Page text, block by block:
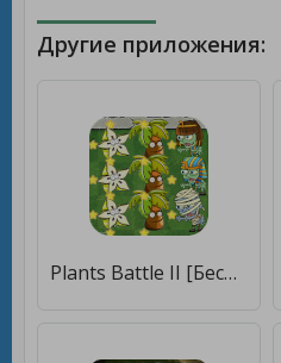
Другие приложения:
Plants Battle II [Бесплатные покупки]